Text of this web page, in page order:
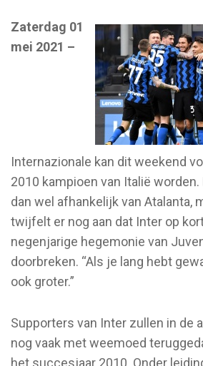
Zaterdag 01
mei 2021 –
Internazionale kan dit weekend
2010 kampioen van Italië worden.
dan wel afhankelijk van Atalanta,
twijfelt er nog aan dat Inter op
negenjarige hegemonie van
doorbreken. “Als je lang hebt
ook groter.”
Supporters van Inter zullen in de
nog vaak met weemoed
het succesjaar 2010. Onder